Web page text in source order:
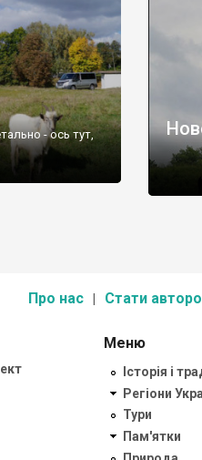
- ось тут,
Про нас Стати
Меню
Історія і
Регіони
Тури
Пам'ятки